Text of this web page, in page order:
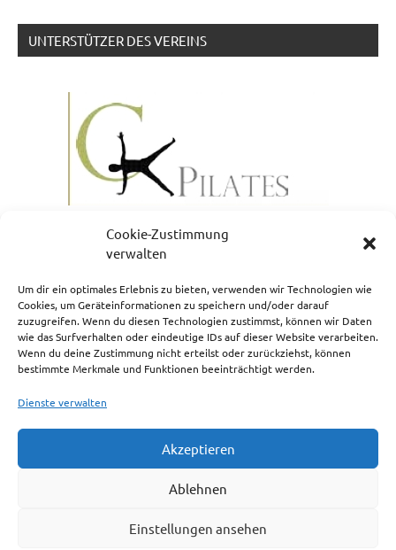
Cookie-Zustimmung
verwalten
Um dir ein optimales Erlebnis zu bieten, verwenden wir Technologien wie
Cookies, um Geräteinformationen zu speichern und/oder darauf
zuzugreifen. Wenn du diesen Technologien zustimmst, können wir Daten
wie das Surfverhalten oder eindeutige IDs auf dieser Website verarbeiten.
Wenn du deine Zustimmung nicht erteilst oder zurückziehst, können
bestimmte Merkmale und Funktionen beeinträchtigt werden.
Dienste verwalten
Akzeptieren
Ablehnen
Einstellungen ansehen
UNTERSTÜTZER DES VEREINS
NEWSLETTERANMELDUNG
Impressum